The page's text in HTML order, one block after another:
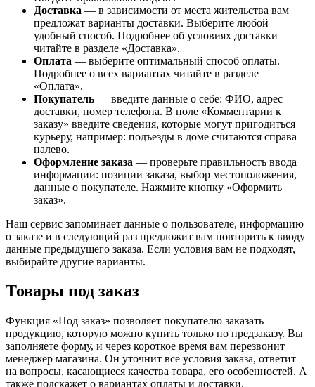
Доставка — в зависимости от места жительства вам
предложат варианты доставки. Выберите любой
удобный способ. Подробнее об условиях доставки
читайте в разделе «Доставка».
Оплата — выберите оптимальный способ оплаты.
Подробнее о всех вариантах читайте в разделе
«Оплата».
Покупатель — введите данные о себе: ФИО, адрес
доставки, номер телефона. В поле «Комментарии к
заказу» введите сведения, которые могут пригодиться
курьеру, например: подъезды в доме считаются справа
налево.
Оформление заказа — проверьте правильность ввода
информации: позиции заказа, выбор местоположения,
данные о покупателе. Нажмите кнопку «Оформить
заказ».
Наш сервис запоминает данные о пользователе, информацию
о заказе и в следующий раз предложит вам повторить к вводу
данные предыдущего заказа. Если условия вам не подходят,
выбирайте другие варианты.
Товары под заказ
Функция «Под заказ» позволяет покупателю заказать
продукцию, которую можно купить только по предзаказу. Вы
заполняете форму, и через короткое время вам перезвонит
менеджер магазина. Он уточнит все условия заказа, ответит
на вопросы, касающиеся качества товара, его особенностей. А
также подскажет о вариантах оплаты и доставки.